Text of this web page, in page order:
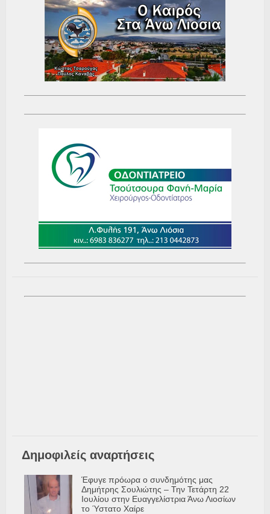
Δημοφιλείς αναρτήσεις
Έφυγε πρόωρα ο συνδημότης μας
Δημήτρης Σουλιώτης – Την Τετάρτη 22
Ιουλίου στην Ευαγγελίστρια Άνω Λιοσίων
το Ύστατο Χαίρε